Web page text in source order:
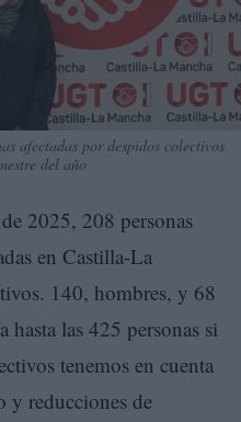
afectadas por despidos colectivos
del año
2025, 208 personas
en Castilla-La
140, hombres, y 68
hasta las 425 personas si
tenemos en cuenta
y reducciones de